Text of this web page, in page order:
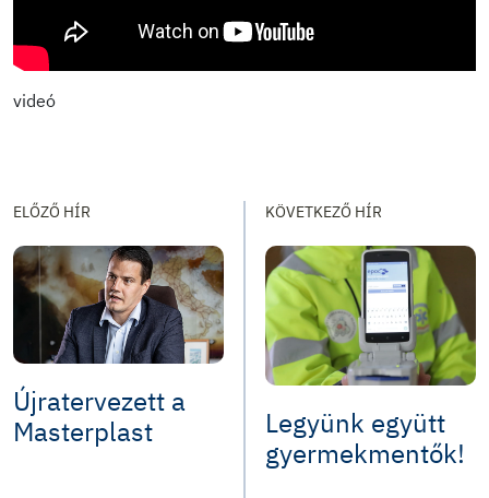
videó
ELŐZŐ HÍR
Újratervezett a
Masterplast
KÖVETKEZŐ HÍR
Legyünk együtt
gyermekmentők!